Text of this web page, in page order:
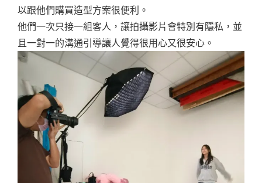
以跟他們購買造型方案很便利。
他們一次只接一組客人，讓拍攝影片會特別有隱私，並
且一對一的溝通引導讓人覺得很用心又很安心。